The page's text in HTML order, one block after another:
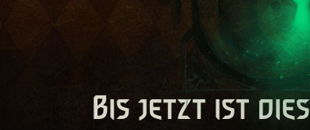
Bis jetzt ist